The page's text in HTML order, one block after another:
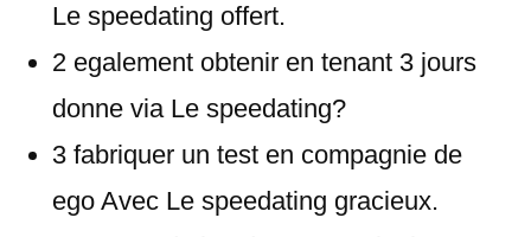
Le speedating offert.
2 egalement obtenir en tenant 3 jours
donne via Le speedating?
3 fabriquer un test en compagnie de
ego Avec Le speedating gracieux.